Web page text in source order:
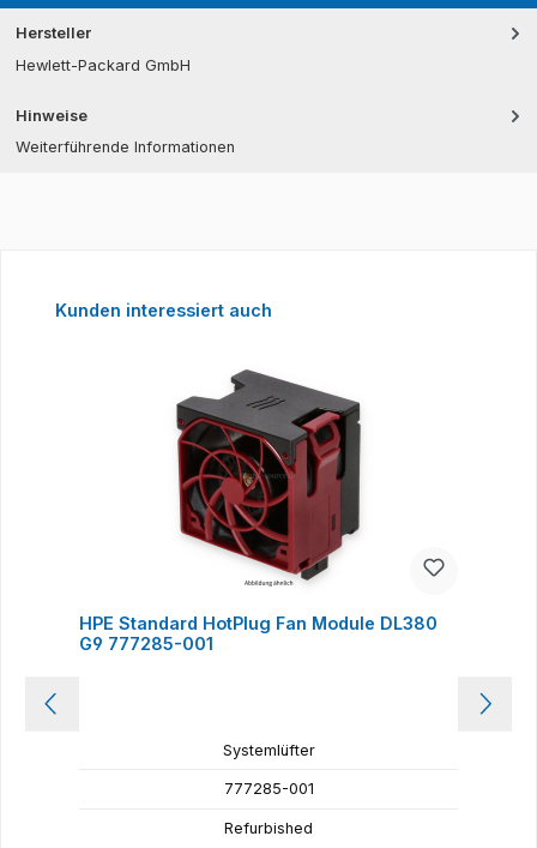
Hersteller
Hewlett-Packard GmbH
Hinweise
Weiterführende Informationen
Produktgalerie überspringen
Kunden interessiert auch
HPE Standard HotPlug Fan Module DL380
G9 777285-001
Systemlüfter
777285-001
Refurbished